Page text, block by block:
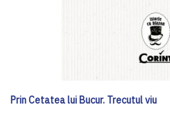
Prin Cetatea lui Bucur. Trecutul viu